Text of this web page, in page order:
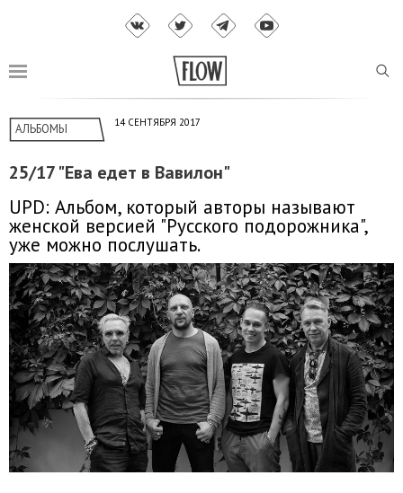
АЛЬБОМЫ 14 СЕНТЯБРЯ 2017
25/17 "Ева едет в Вавилон"
UPD: Альбом, который авторы называют
женской версией "Русского подорожника",
уже можно послушать.